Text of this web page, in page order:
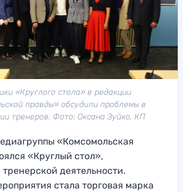
«Круглого стола» в редакции
правды» обсудили проблемы в
тренеров. Фото: Оксана Зуйко, КП
«Комсомольская
«Круглый стол»,
деятельности.
стала торговая марка